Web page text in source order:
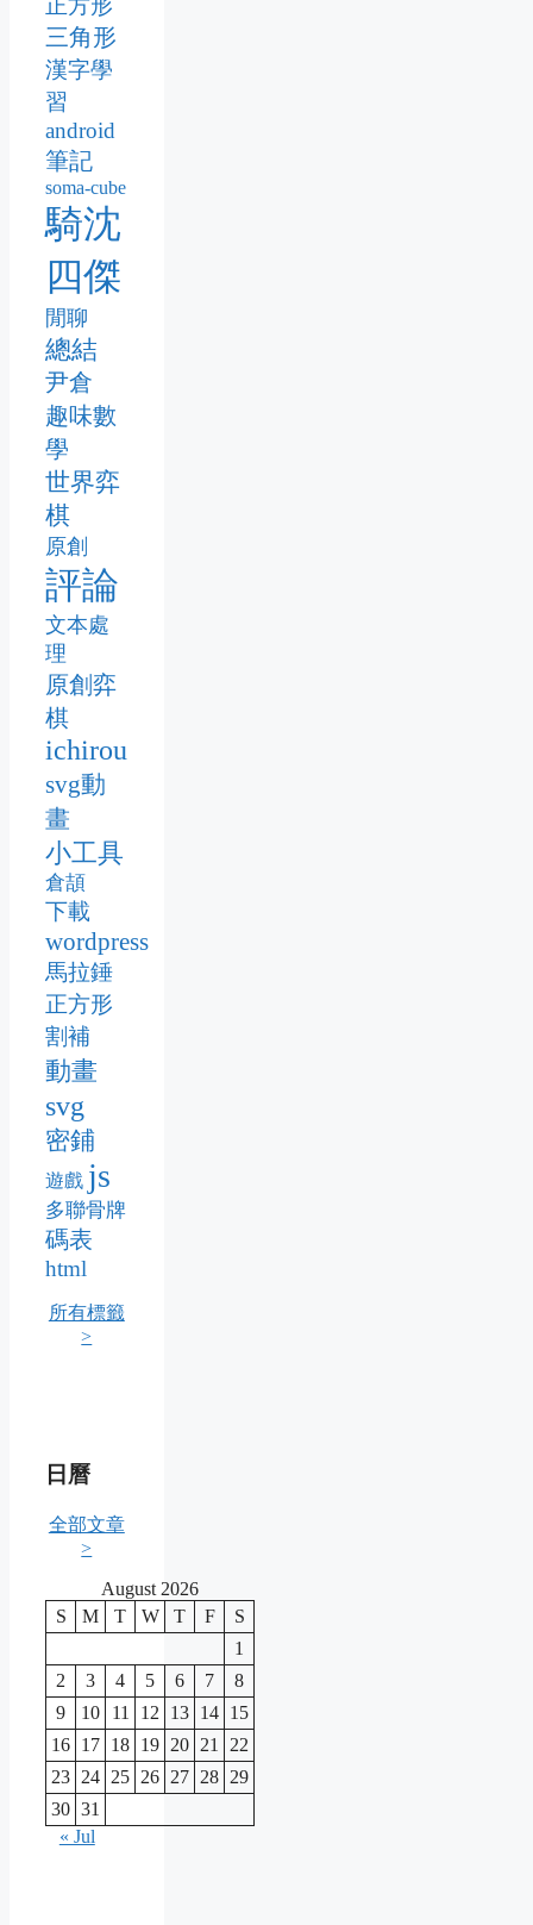
三角形
漢字學
習
android
筆記
soma-cube
騎沈
四傑
閒聊
總結
尹倉
趣味數
學
世界弈
棋
原創
評論
文本處
理
原創弈
棋
ichirou
svg動
畫
小工具
倉頡
下載
wordpress
馬拉錘
正方形
割補
動畫
svg
密鋪
遊戲 js
多聯骨牌
碼表
html
所有標籤
>
日曆
全部文章
>
August 2026
S
M T W T F
S
1
2
3 4 5 6 7
8
9
10 11 12 13 14 15
16 17 18 19 20 21
22
23 24 25 26 27 28 29
30 31
« Jul